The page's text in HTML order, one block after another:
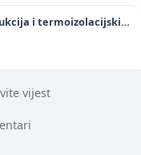
i termoizolacijskih
vijest